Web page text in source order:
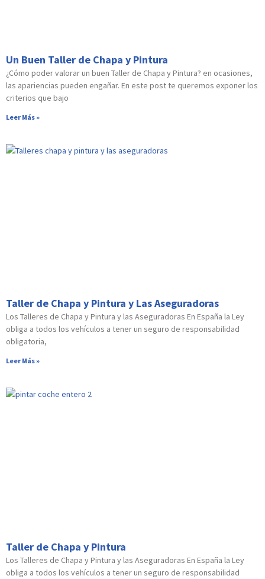
Un Buen Taller de Chapa y Pintura
¿Cómo poder valorar un buen Taller de Chapa y Pintura? en ocasiones,
las apariencias pueden engañar. En este post te queremos exponer los
criterios que bajo
Leer Más »
Taller de Chapa y Pintura y Las Aseguradoras
Los Talleres de Chapa y Pintura y las Aseguradoras En España la Ley
obliga a todos los vehículos a tener un seguro de responsabilidad
obligatoria,
Leer Más »
Taller de Chapa y Pintura
Los Talleres de Chapa y Pintura y las Aseguradoras En España la Ley
obliga a todos los vehículos a tener un seguro de responsabilidad